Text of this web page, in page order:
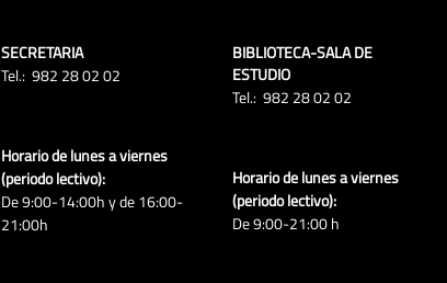
SECRETARIA
Tel.: 982 28 02 02
Horario de lunes a viernes
(periodo lectivo):
De 9:00-14:00h y de 16:00-
21:00h
BIBLIOTECA-SALA DE
ESTUDIO
Tel.: 982 28 02 02
Horario de lunes a viernes
(periodo lectivo):
De 9:00-21:00 h